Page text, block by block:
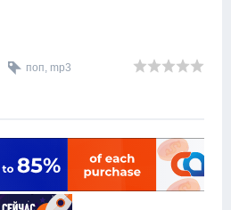
поп, mp3